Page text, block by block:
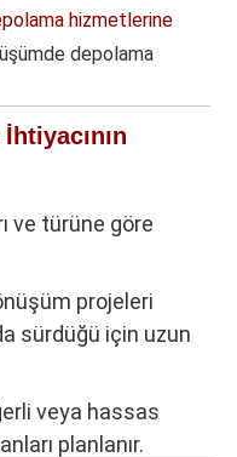
hizmetlerine
depolama
ve türüne göre
projeleri
sürdüğü için uzun
veya hassas
planlanır.